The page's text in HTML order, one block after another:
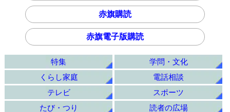
赤旗購読
赤旗電子版購読
特集
学問・文化
くらし家庭
電話相談
テレビ
スポーツ
たび・つり
読者の広場